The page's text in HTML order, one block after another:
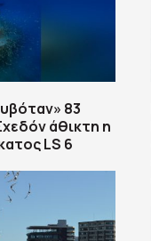
83
άθικτη η
LS 6